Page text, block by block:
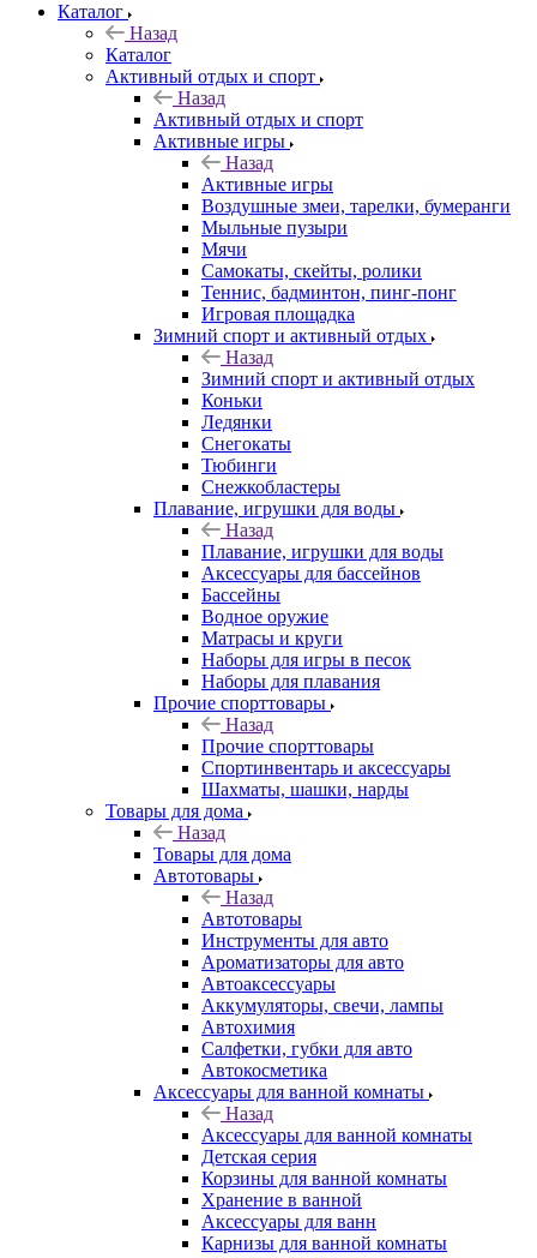
Каталог
Назад
Каталог
Активный отдых и спорт
Назад
Активный отдых и спорт
Активные игры
Назад
Активные игры
Воздушные змеи, тарелки, бумеранги
Мыльные пузыри
Мячи
Самокаты, скейты, ролики
Теннис, бадминтон, пинг-понг
Игровая площадка
Зимний спорт и активный отдых
Назад
Зимний спорт и активный отдых
Коньки
Ледянки
Снегокаты
Тюбинги
Снежкобластеры
Плавание, игрушки для воды
Назад
Плавание, игрушки для воды
Аксессуары для бассейнов
Бассейны
Водное оружие
Матрасы и круги
Наборы для игры в песок
Наборы для плавания
Прочие спорттовары
Назад
Прочие спорттовары
Спортинвентарь и аксессуары
Шахматы, шашки, нарды
Товары для дома
Назад
Товары для дома
Автотовары
Назад
Автотовары
Инструменты для авто
Ароматизаторы для авто
Автоаксессуары
Аккумуляторы, свечи, лампы
Автохимия
Салфетки, губки для авто
Автокосметика
Аксессуары для ванной комнаты
Назад
Аксессуары для ванной комнаты
Детская серия
Корзины для ванной комнаты
Хранение в ванной
Аксессуары для ванн
Карнизы для ванной комнаты